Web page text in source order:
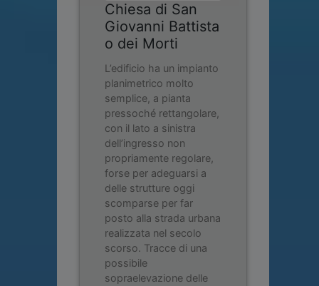
Chiesa di San
Giovanni Battista
o dei Morti
L’edificio ha un impianto
planimetrico molto
semplice, a pianta
pressoché rettangolare,
con il lato a sinistra
dell’ingresso non
propriamente regolare,
forse per adeguarsi a
delle strutture oggi
scomparse per far
posto alla strada urbana
realizzata nel secolo
scorso. Tracce di una
possibile
sopraelevazione delle